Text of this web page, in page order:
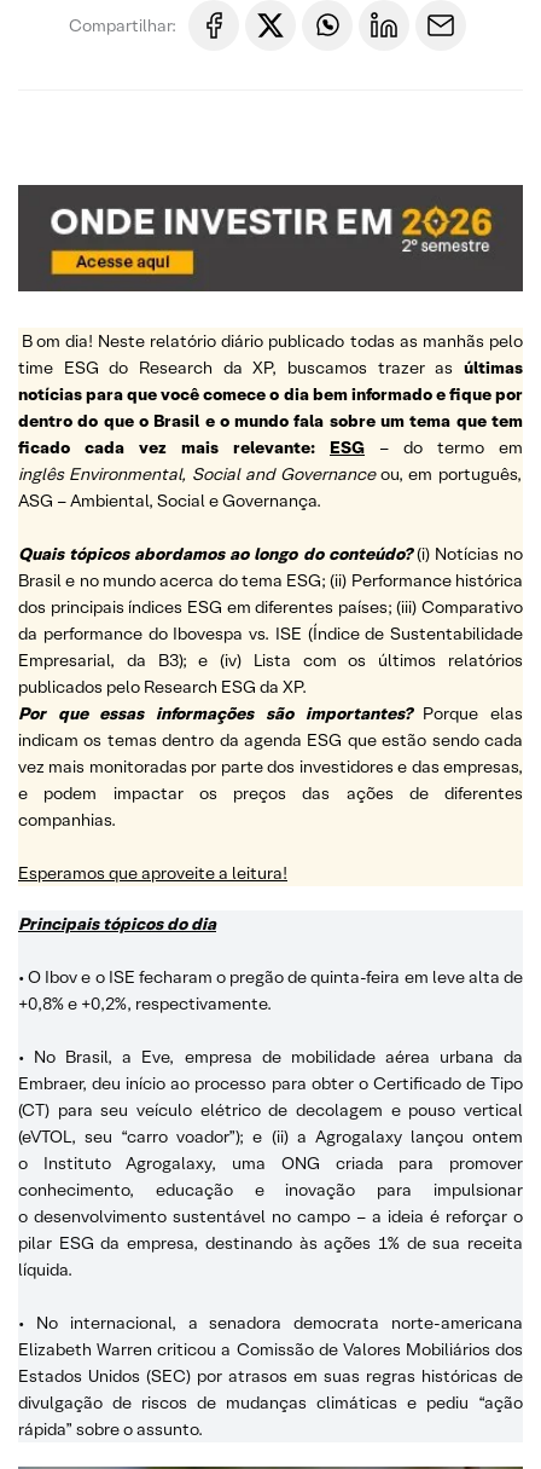
Compartilhar:
Bom dia! Neste relatório diário publicado todas as manhãs pelo
time ESG do Research da XP, buscamos trazer as últimas
notícias para que você comece o dia bem informado e fique por
dentro do que o Brasil e o mundo fala sobre um tema que tem
ficado cada vez mais relevante:
ESG
– do termo em
inglês Environmental, Social and Governanceou, em português,
ASG – Ambiental, Social e Governança.
Quais tópicos abordamos ao longo do conteúdo? (i) Notícias no
Brasil e no mundo acerca do tema ESG; (ii) Performance histórica
dos principais índices ESG em diferentes países; (iii) Comparativo
da performance do Ibovespa vs. ISE (Índice de Sustentabilidade
Empresarial, da B3); e (iv) Lista com os últimos relatórios
publicados pelo Research ESG da XP.
Por que essas informações são importantes? Porque elas
indicam os temas dentro da agenda ESG que estão sendo cada
vez mais monitoradas por parte dos investidores e das empresas,
e podem impactar os preços das ações de diferentes
companhias.
Esperamos que aproveite a leitura!
Principais tópicos do dia
• O Ibov e o ISE fecharam o pregão de quinta-feira em leve alta de
+0,8% e +0,2%, respectivamente.
• No Brasil, a Eve, empresa de mobilidade aérea urbana da
Embraer, deu início ao processo para obter o Certificado de Tipo
(CT) para seu veículo elétrico de decolagem e pouso vertical
(eVTOL, seu “carro voador”); e (ii) a Agrogalaxy lançou ontem
o Instituto Agrogalaxy, uma ONG criada para promover
conhecimento, educação e inovação para impulsionar
o desenvolvimento sustentável no campo – a ideia é reforçar o
pilar ESG da empresa, destinando às ações 1% de sua receita
líquida.
• No internacional, a senadora democrata norte-americana
Elizabeth Warren criticou a Comissão de Valores Mobiliários dos
Estados Unidos (SEC) por atrasos em suas regras históricas de
divulgação de riscos de mudanças climáticas e pediu “ação
rápida” sobre o assunto.